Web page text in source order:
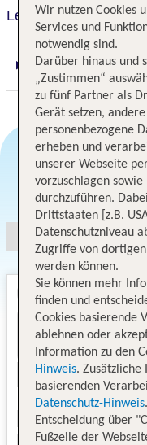
Le Royal Monceau -
Digitaler und
Wir nutzen Cookies
Services und
notwendig sind.
Darüber hinaus und
„Zustimmen“
zu fünf Partner als
Gerät setzen,
personenbezogene
erheben und
unserer Webseite
vorzuschlagen
durchzuführen.
Drittstaaten [z.B.
Datenschutzniveau
Zugriffe von
werden können.
Sie können mehr
finden und
Cookies basierende
ablehnen oder
Information zu den
Hinweis. Zusätzliche
basierenden
Datenschutz-Hinweis
Entscheidung über
Fußzeile der